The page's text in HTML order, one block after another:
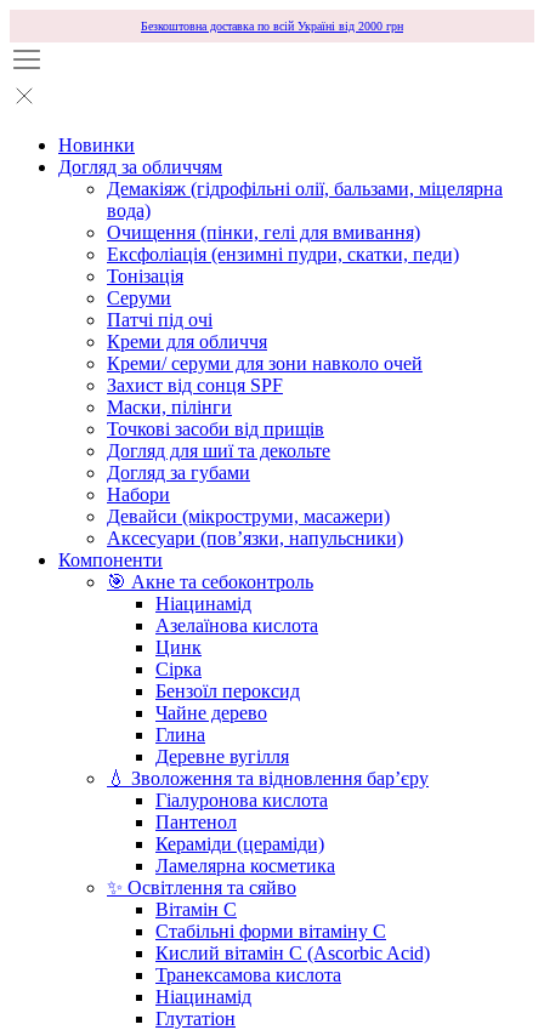
Безкоштовна доставка по всій Україні від 2000 грн
Новинки
Догляд за обличчям
Демакіяж (гідрофільні олії, бальзами, міцелярна
вода)
Очищення (пінки, гелі для вмивання)
Ексфоліація (ензимні пудри, скатки, педи)
Тонізація
Серуми
Патчі під очі
Креми для обличчя
Креми/ серуми для зони навколо очей
Захист від сонця SPF
Маски, пілінги
Точкові засоби від прищів
Догляд для шиї та декольте
Догляд за губами
Набори
Девайси (мікроструми, масажери)
Аксесуари (повʼязки, напульсники)
Компоненти
🎯 Акне та себоконтроль
Ніацинамід
Азелаїнова кислота
Цинк
Сірка
Бензоїл пероксид
Чайне дерево
Глина
Деревне вугілля
💧 Зволоження та відновлення бар’єру
Гіалуронова кислота
Пантенол
Кераміди (цераміди)
Ламелярна косметика
✨ Освітлення та сяйво
Вітамін С
Стабільні форми вітаміну С
Кислий вітамін С (Ascorbic Acid)
Транексамова кислота
Ніацинамід
Глутатіон